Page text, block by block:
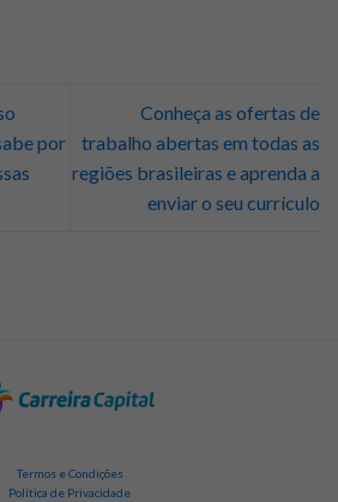
por
Conheça as ofertas de
trabalho abertas em todas as
regiões brasileiras e aprenda a
enviar o seu currículo
Termos e Condições
Política de Privacidade